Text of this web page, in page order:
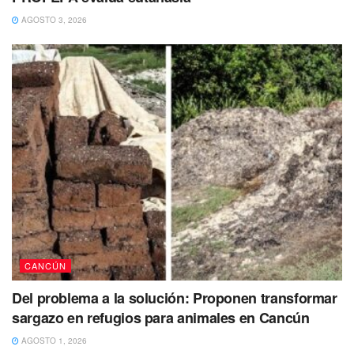
Cancún junto con Ensenada Baja California, Acapulco y
Colima, siendo este último el que mayor índice de
violencia presenta.
AGOSTO 3, 2026
CANCÚN
Del problema a la solución: Proponen transformar
sargazo en refugios para animales en Cancún
AGOSTO 1, 2026